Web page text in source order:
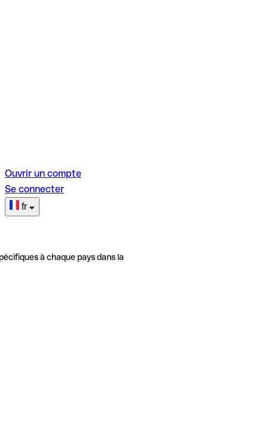
Ouvrir un compte
Se connecter
fr
à chaque pays dans la